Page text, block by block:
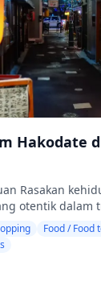
Hakodate
Rasakan
otentik dalam
melalui gang
terkenal di
khas
Food / Food